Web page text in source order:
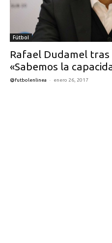
Fútbol
Rafael Dudamel
«Sabemos la
@futbolenlinea - enero 26, 2017